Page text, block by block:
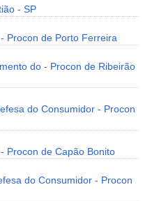
- SP
Procon de Porto Ferreira
do - Procon de Ribeirão
do Consumidor - Procon
Procon de Capão Bonito
do Consumidor - Procon